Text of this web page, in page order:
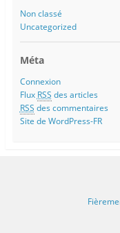
Non classé
Uncategorized
Méta
Connexion
Flux RSS des articles
RSS des commentaires
Site de WordPress-FR